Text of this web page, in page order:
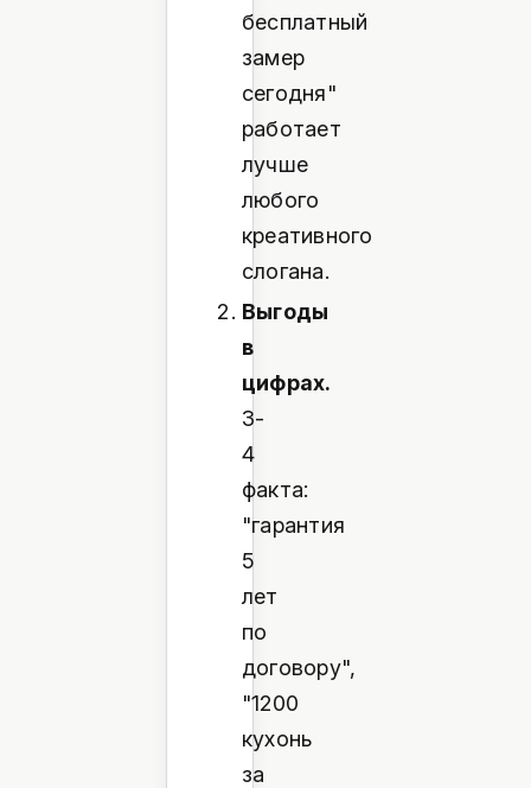
бесплатный
замер
сегодня"
работает
лучше
любого
креативного
слогана.
Выгоды
в
цифрах.
3-
4
факта:
"гарантия
5
лет
по
договору",
"1200
кухонь
за